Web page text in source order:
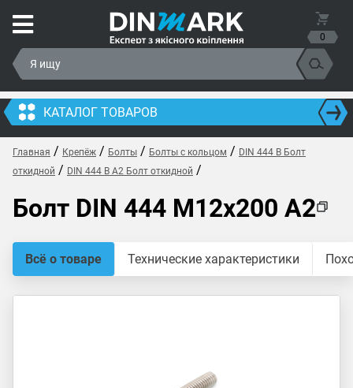
0
КАТАЛОГ ТОВАРОВ
Главная / Крепёж / Болты / Болты с кольцом / DIN 444 B Болт
откидной / DIN 444 B A2 Болт откидной /
Болт DIN 444 M12x200 A2
Всё о товаре Технические характеристики